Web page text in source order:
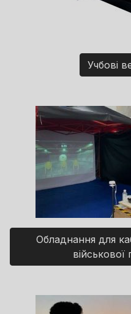
Учбові
Обладнання для
військової